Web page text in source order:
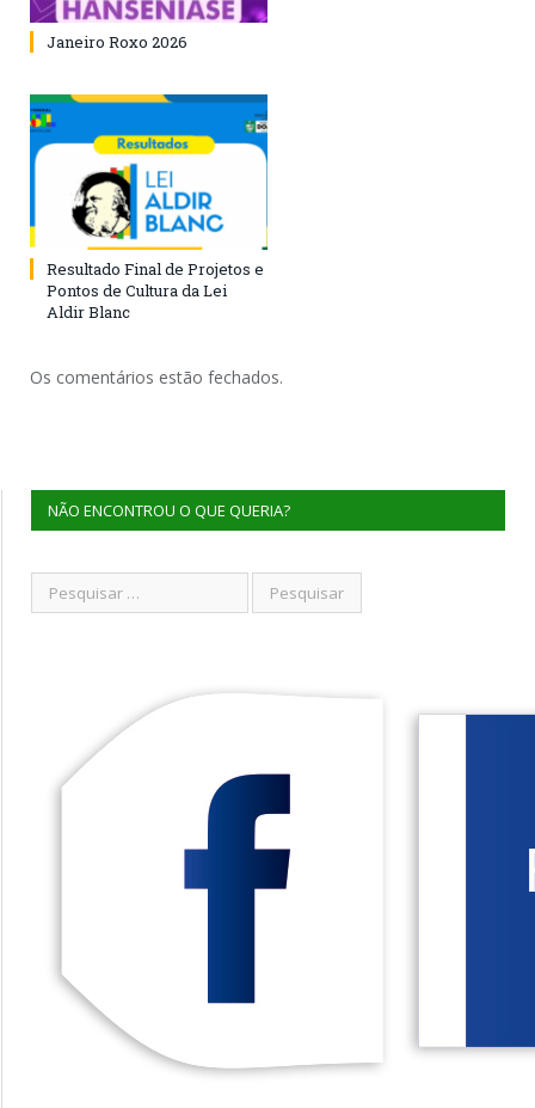
Janeiro Roxo 2026
Resultado Final de Projetos e
Pontos de Cultura da Lei
Aldir Blanc
Os comentários estão fechados.
NÃO ENCONTROU O QUE QUERIA?